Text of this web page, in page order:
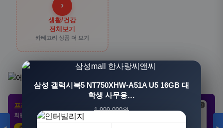
›
생활/건강
전체보기
카테고리 상품 더 보기
프리미엄 제휴 사이트
회원 전용 특가 · 놓치면 손해
광고
[3+1] 동국제약 마이핏 V 활성엽산 임신준비 임산
부영양 30정, 4개
100,000원
삼성 갤럭시북5 NT750XHW-A51A U5 16GB 대
학생 사무용…
1,999,000원